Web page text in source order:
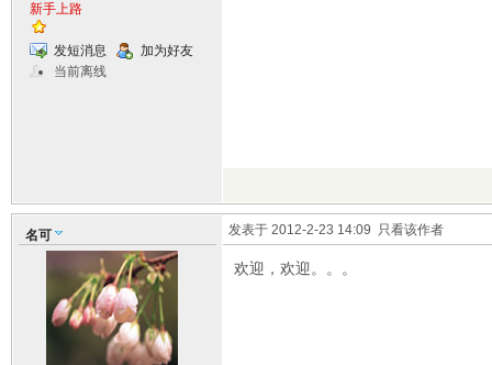
新手上路
发短消息
加为好友
当前离线
名可 发表于 2012-2-23 14:09 只看该作者
欢迎，欢迎。。。